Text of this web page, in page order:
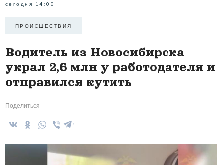
сегодня 14:00
ПРОИCШЕСТВИЯ
Водитель из Новосибирска
украл 2,6 млн у работодателя и
отправился кутить
Поделиться